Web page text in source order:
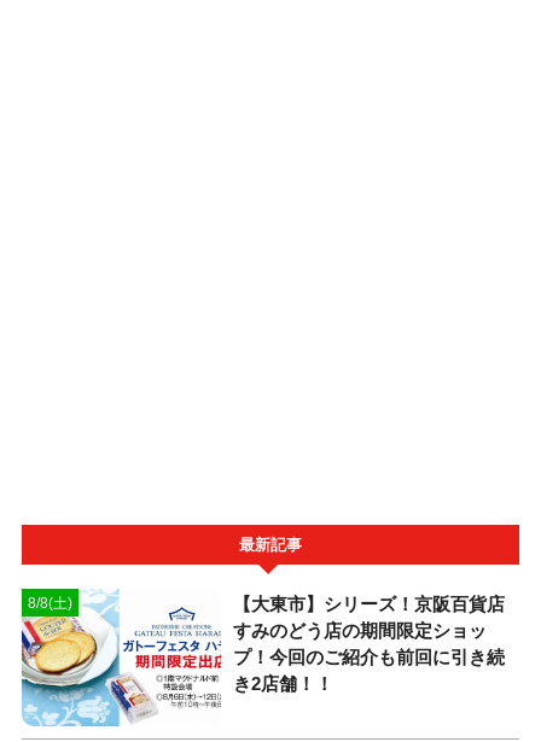
最新記事
8/8(土)
【大東市】シリーズ！京阪百貨店
すみのどう店の期間限定ショッ
プ！今回のご紹介も前回に引き続
き2店舗！！